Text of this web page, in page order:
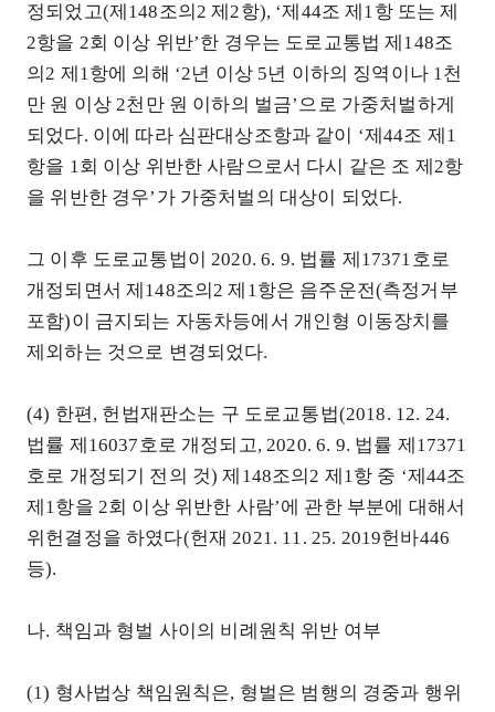
정되었고(제148조의2 제2항), ‘제44조 제1항 또는 제
2항을 2회 이상 위반’한 경우는 도로교통법 제148조
의2 제1항에 의해 ‘2년 이상 5년 이하의 징역이나 1천
만 원 이상 2천만 원 이하의 벌금’으로 가중처벌하게
되었다. 이에 따라 심판대상조항과 같이 ‘제44조 제1
항을 1회 이상 위반한 사람으로서 다시 같은 조 제2항
을 위반한 경우’가 가중처벌의 대상이 되었다.
그 이후 도로교통법이 2020. 6. 9. 법률 제17371호로
개정되면서 제148조의2 제1항은 음주운전(측정거부
포함)이 금지되는 자동차등에서 개인형 이동장치를
제외하는 것으로 변경되었다.
(4) 한편, 헌법재판소는 구 도로교통법(2018. 12. 24.
법률 제16037호로 개정되고, 2020. 6. 9. 법률 제17371
호로 개정되기 전의 것) 제148조의2 제1항 중 ‘제44조
제1항을 2회 이상 위반한 사람’에 관한 부분에 대해서
위헌결정을 하였다(헌재 2021. 11. 25. 2019헌바446
등).
나. 책임과 형벌 사이의 비례원칙 위반 여부
(1) 형사법상 책임원칙은, 형벌은 범행의 경중과 행위